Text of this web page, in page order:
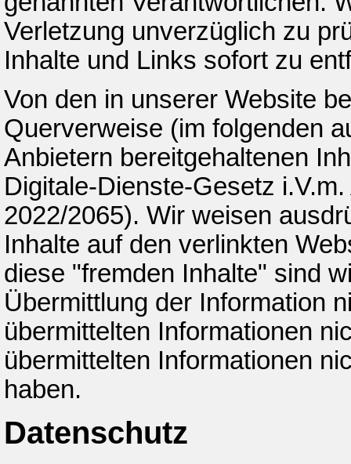
Verletzung unverzüglich zu
Inhalte und Links sofort zu
Von den in unserer Website
Querverweise (im folgenden
Anbietern bereitgehaltenen
Digitale-Dienste-Gesetz
2022/2065). Wir weisen
Inhalte auf den verlinkten
diese "fremden Inhalte" sind
Übermittlung der Information
übermittelten Informationen
übermittelten Informationen
haben.
Datenschutz